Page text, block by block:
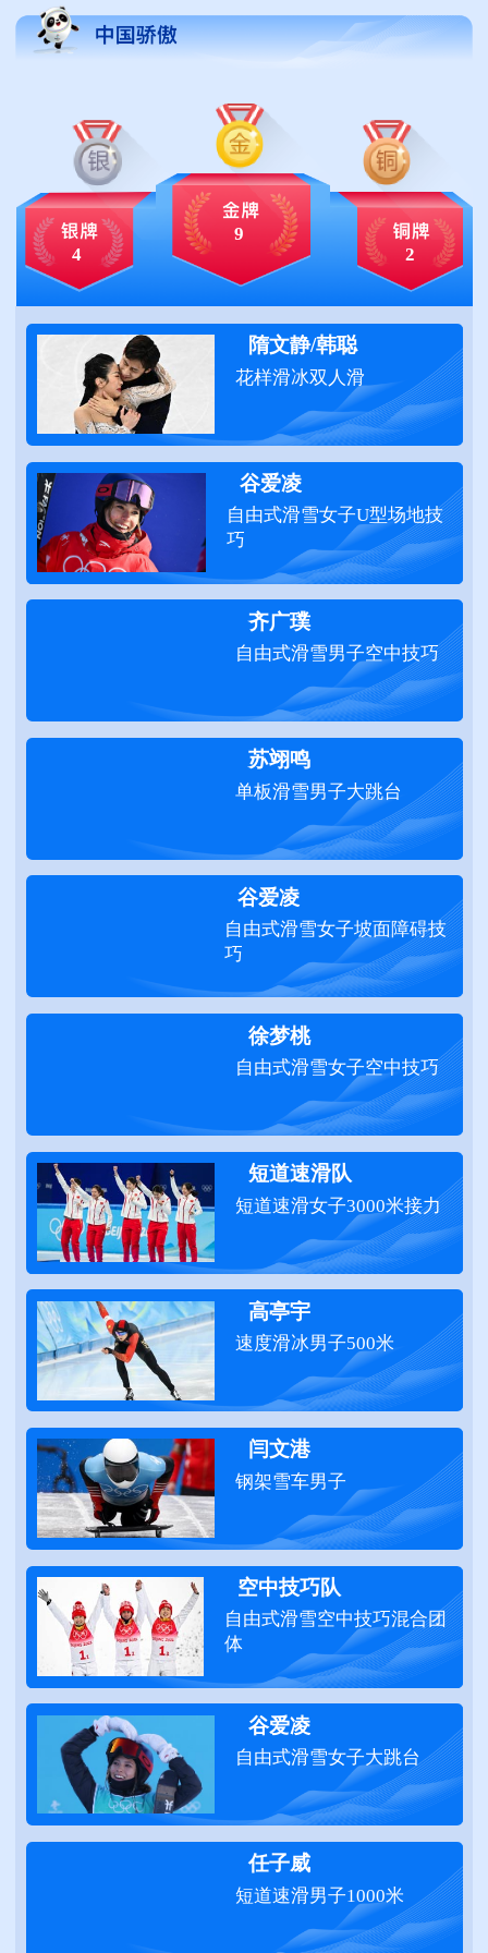
9
4
2
隋文静/韩聪
花样滑冰双人滑
谷爱凌
自由式滑雪女子U型场地技
巧
齐广璞
自由式滑雪男子空中技巧
苏翊鸣
单板滑雪男子大跳台
谷爱凌
自由式滑雪女子坡面障碍技
巧
徐梦桃
自由式滑雪女子空中技巧
短道速滑队
短道速滑女子3000米接力
高亭宇
速度滑冰男子500米
闫文港
钢架雪车男子
空中技巧队
自由式滑雪空中技巧混合团
体
谷爱凌
自由式滑雪女子大跳台
任子威
短道速滑男子1000米